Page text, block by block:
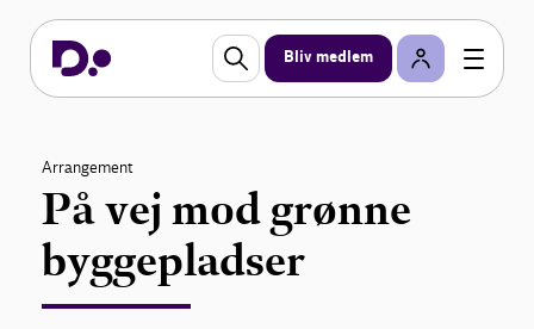
Bliv medlem
Arrangement
På vej mod grønne
byggepladser